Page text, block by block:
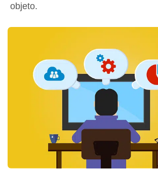
objeto.